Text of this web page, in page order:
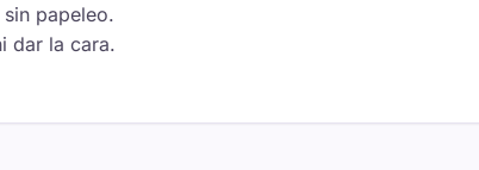
papeleo.
dar la cara.